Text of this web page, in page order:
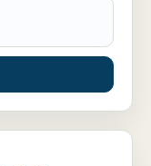
för uthyrning i